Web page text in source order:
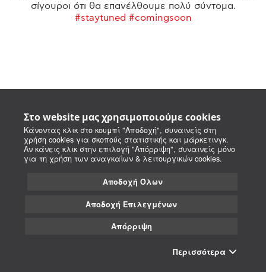
Στο website μας χρησιμοποιούμε cookies
Κάνοντας κλικ στο κουμπί "Αποδοχή", συναινείς στη
χρήση cookies για σκοπούς στατιστικής και μάρκετινγκ.
Αν κάνεις κλικ στην επιλογή "Απόρριψη", συναινείς μόνο
για τη χρήση των αναγκαίων & λειτουργικών cookies.
Αποδοχή Όλων
Αποδοχή Επιλεγμένων
Απόρριψη
Περισσότερα
σίγουροι ότι θα επανέλθουμε πολύ σύντομα.
#staytuned #comingsoon